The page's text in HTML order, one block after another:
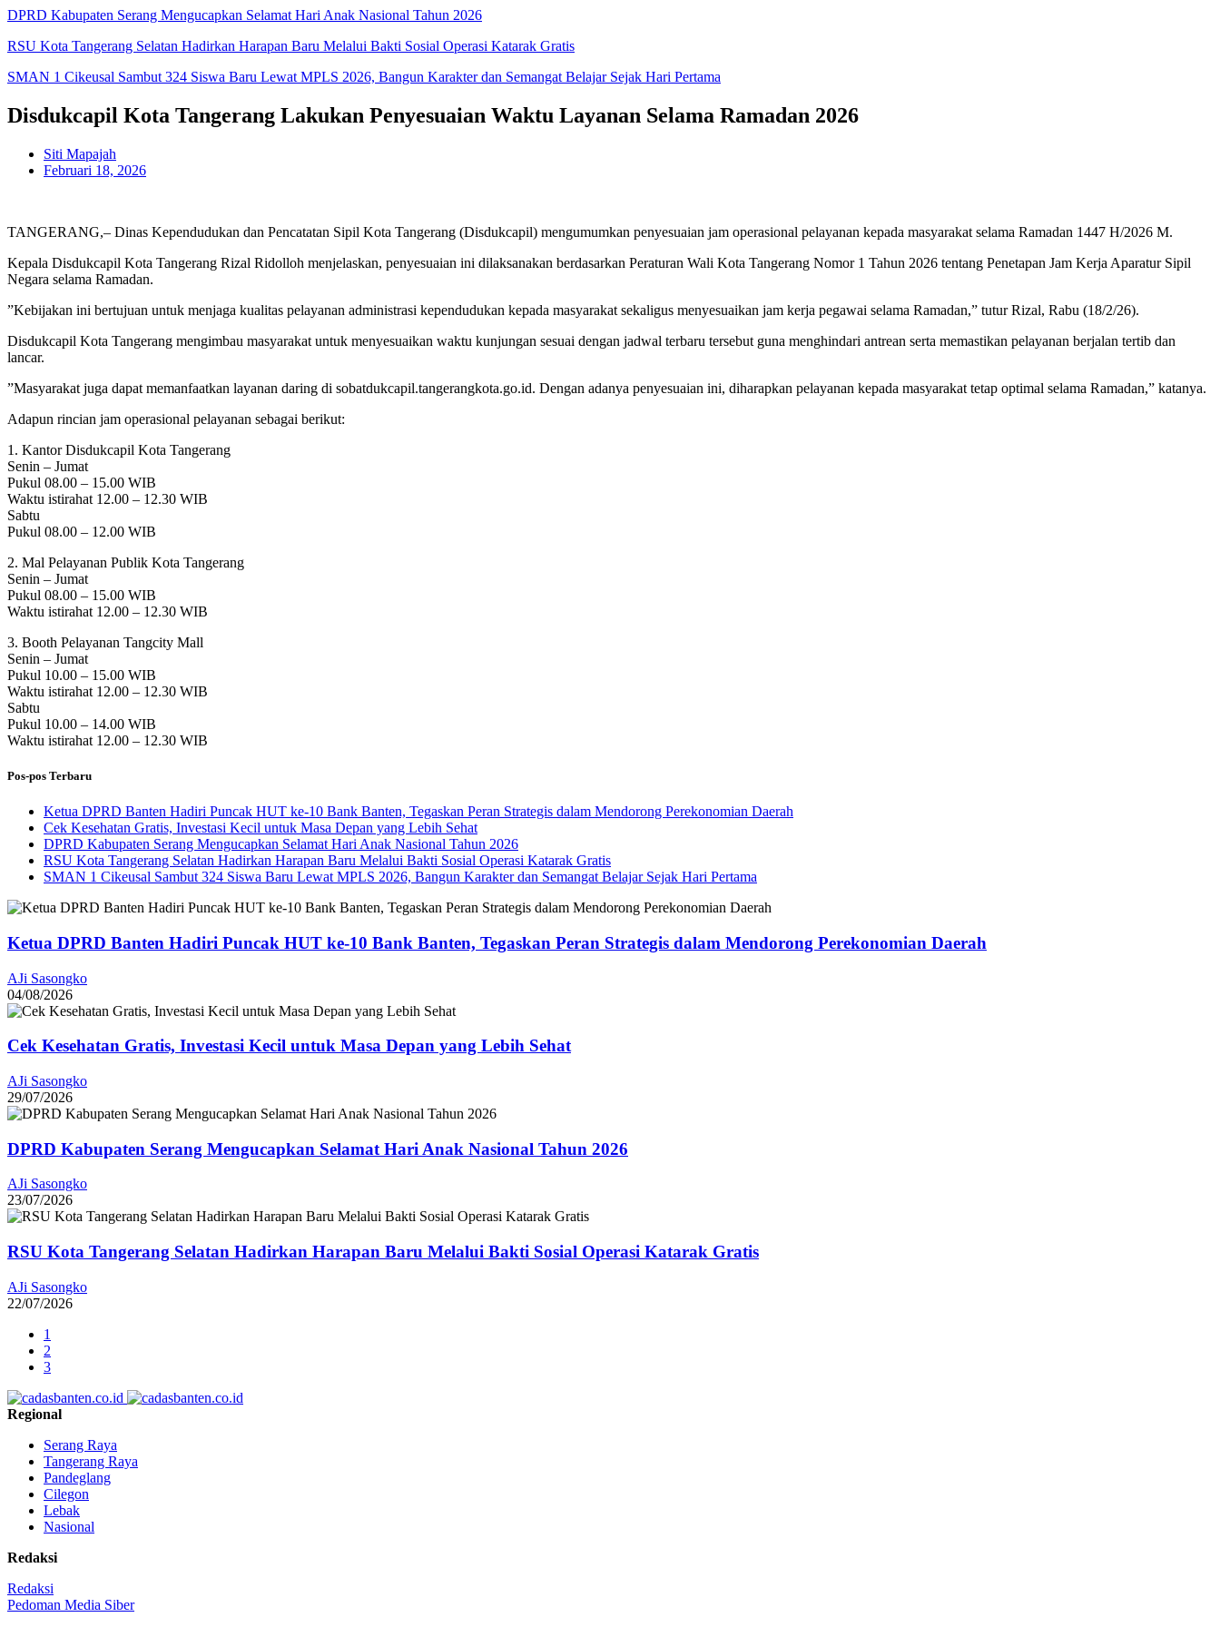
DPRD Kabupaten Serang Mengucapkan Selamat Hari Anak Nasional Tahun 2026
RSU Kota Tangerang Selatan Hadirkan Harapan Baru Melalui Bakti Sosial Operasi Katarak Gratis
SMAN 1 Cikeusal Sambut 324 Siswa Baru Lewat MPLS 2026, Bangun Karakter dan Semangat Belajar Sejak Hari Pertama
Disdukcapil Kota Tangerang Lakukan Penyesuaian Waktu Layanan Selama Ramadan 2026
Siti Mapajah
Februari 18, 2026
TANGERANG,– Dinas Kependudukan dan Pencatatan Sipil Kota Tangerang (Disdukcapil) mengumumkan penyesuaian jam operasional pelayanan kepada masyarakat selama Ramadan 1447 H/2026 M.
Kepala Disdukcapil Kota Tangerang Rizal Ridolloh menjelaskan, penyesuaian ini dilaksanakan berdasarkan Peraturan Wali Kota Tangerang Nomor 1 Tahun 2026 tentang Penetapan Jam Kerja Aparatur Sipil
Negara selama Ramadan.
”Kebijakan ini bertujuan untuk menjaga kualitas pelayanan administrasi kependudukan kepada masyarakat sekaligus menyesuaikan jam kerja pegawai selama Ramadan,” tutur Rizal, Rabu (18/2/26).
Disdukcapil Kota Tangerang mengimbau masyarakat untuk menyesuaikan waktu kunjungan sesuai dengan jadwal terbaru tersebut guna menghindari antrean serta memastikan pelayanan berjalan tertib dan
lancar.
”Masyarakat juga dapat memanfaatkan layanan daring di sobatdukcapil.tangerangkota.go.id. Dengan adanya penyesuaian ini, diharapkan pelayanan kepada masyarakat tetap optimal selama Ramadan,” katanya.
Adapun rincian jam operasional pelayanan sebagai berikut:
1. Kantor Disdukcapil Kota Tangerang
Senin – Jumat
Pukul 08.00 – 15.00 WIB
Waktu istirahat 12.00 – 12.30 WIB
Sabtu
Pukul 08.00 – 12.00 WIB
2. Mal Pelayanan Publik Kota Tangerang
Senin – Jumat
Pukul 08.00 – 15.00 WIB
Waktu istirahat 12.00 – 12.30 WIB
3. Booth Pelayanan Tangcity Mall
Senin – Jumat
Pukul 10.00 – 15.00 WIB
Waktu istirahat 12.00 – 12.30 WIB
Sabtu
Pukul 10.00 – 14.00 WIB
Waktu istirahat 12.00 – 12.30 WIB
Pos-pos Terbaru
Ketua DPRD Banten Hadiri Puncak HUT ke-10 Bank Banten, Tegaskan Peran Strategis dalam Mendorong Perekonomian Daerah
Cek Kesehatan Gratis, Investasi Kecil untuk Masa Depan yang Lebih Sehat
DPRD Kabupaten Serang Mengucapkan Selamat Hari Anak Nasional Tahun 2026
RSU Kota Tangerang Selatan Hadirkan Harapan Baru Melalui Bakti Sosial Operasi Katarak Gratis
SMAN 1 Cikeusal Sambut 324 Siswa Baru Lewat MPLS 2026, Bangun Karakter dan Semangat Belajar Sejak Hari Pertama
Ketua DPRD Banten Hadiri Puncak HUT ke-10 Bank Banten, Tegaskan Peran Strategis dalam Mendorong Perekonomian Daerah
AJi Sasongko
04/08/2026
Cek Kesehatan Gratis, Investasi Kecil untuk Masa Depan yang Lebih Sehat
AJi Sasongko
29/07/2026
DPRD Kabupaten Serang Mengucapkan Selamat Hari Anak Nasional Tahun 2026
AJi Sasongko
23/07/2026
RSU Kota Tangerang Selatan Hadirkan Harapan Baru Melalui Bakti Sosial Operasi Katarak Gratis
AJi Sasongko
22/07/2026
1
2
3
Regional
Serang Raya
Tangerang Raya
Pandeglang
Cilegon
Lebak
Nasional
Redaksi
Redaksi
Pedoman Media Siber